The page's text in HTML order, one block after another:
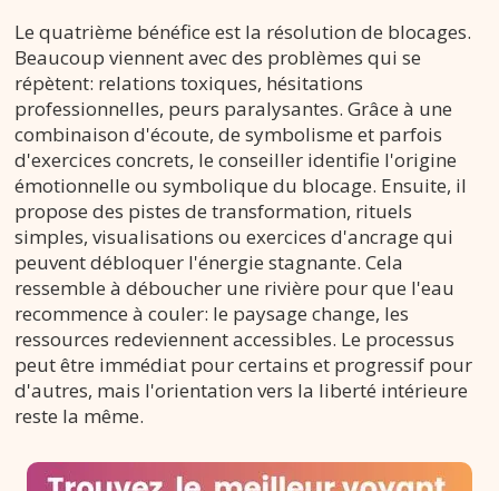
Le quatrième bénéfice est la résolution de blocages.
Beaucoup viennent avec des problèmes qui se
répètent: relations toxiques, hésitations
professionnelles, peurs paralysantes. Grâce à une
combinaison d'écoute, de symbolisme et parfois
d'exercices concrets, le conseiller identifie l'origine
émotionnelle ou symbolique du blocage. Ensuite, il
propose des pistes de transformation, rituels
simples, visualisations ou exercices d'ancrage qui
peuvent débloquer l'énergie stagnante. Cela
ressemble à déboucher une rivière pour que l'eau
recommence à couler: le paysage change, les
ressources redeviennent accessibles. Le processus
peut être immédiat pour certains et progressif pour
d'autres, mais l'orientation vers la liberté intérieure
reste la même.